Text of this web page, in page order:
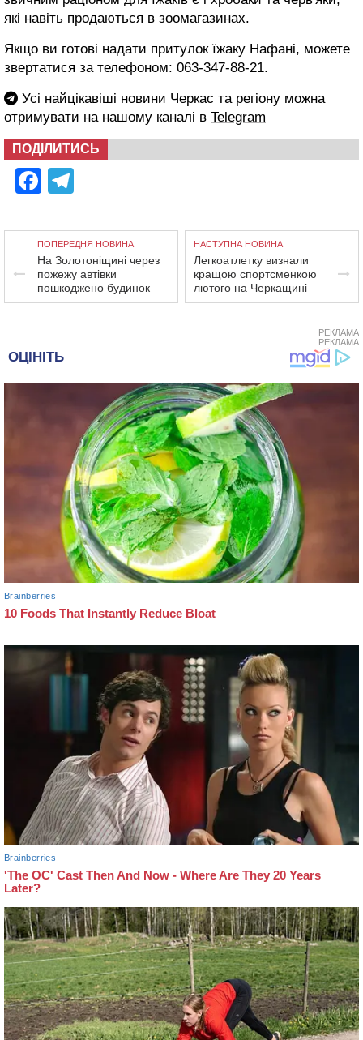
які навіть продаються в зоомагазинах.
Якщо ви готові надати притулок їжаку Нафані, можете
звертатися за телефоном: 063-347-88-21.
Усі найцікавіші новини Черкас та регіону можна
отримувати на нашому каналі в Telegram
ПОДІЛИТИСЬ
Facebook
ПОПЕРЕДНЯ НОВИНА
На Золотоніщині через
пожежу автівки
пошкоджено будинок
НАСТУПНА НОВИНА
Легкоатлетку визнали
кращою спортсменкою
лютого на Черкащині
РЕКЛАМА
РЕКЛАМА